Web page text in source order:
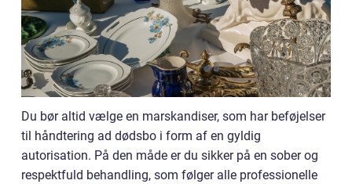
Du bør altid vælge en marskandiser, som har beføjelser
til håndtering ad dødsbo i form af en gyldig
autorisation. På den måde er du sikker på en sober og
respektfuld behandling, som følger alle professionelle